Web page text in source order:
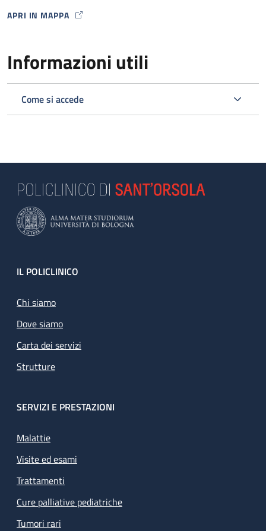
APRI IN MAPPA
MAP ICON
Informazioni utili
Come si accede
Footer
IL POLICLINICO
Chi siamo
Dove siamo
Carta dei servizi
Strutture
SERVIZI E PRESTAZIONI
Malattie
Visite ed esami
Trattamenti
Cure palliative pediatriche
Tumori rari